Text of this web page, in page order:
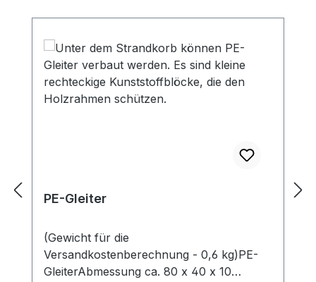
PE-Gleiter
(Gewicht für die
Versandkostenberechnung - 0,6 kg)PE-
GleiterAbmessung ca. 80 x 40 x 10